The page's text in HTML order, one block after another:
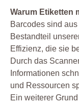
Warum Etiketten
Barcodes sind
Bestandteil
Effizienz, die sie
Durch das
Informationen
und Ressourcen
Ein weiterer